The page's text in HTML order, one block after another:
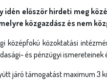
idén először hirdeti meg
közgazdász és nem
középfokú közoktatási
és pénzügyi
járó támogatást maximum 3